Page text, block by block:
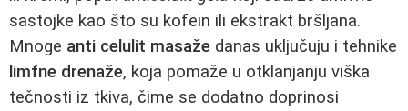
sastojke kao što su kofein ili ekstrakt bršljana.
Mnoge anti celulit masaže danas uključuju i tehnike
limfne drenaže, koja pomaže u otklanjanju viška
tečnosti iz tkiva, čime se dodatno doprinosi